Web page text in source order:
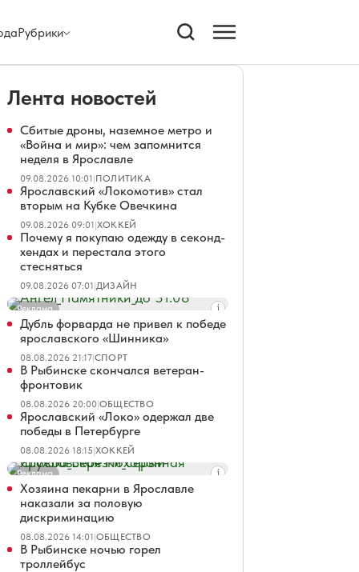
Рубрики
Лента новостей
Сбитые дроны, наземное метро и
«Война и мир»: чем запомнится
неделя в Ярославле
09.08.2026 10:01|ПОЛИТИКА
Ярославский «Локомотив» стал
вторым на Кубке Овечкина
09.08.2026 09:01|ХОККЕЙ
Почему я покупаю одежду в секонд-
хендах и перестала этого
стесняться
09.08.2026 07:01|ДИЗАЙН
Реклама
Дубль форварда не привел к победе
ярославского «Шинника»
08.08.2026 21:17|СПОРТ
В Рыбинске скончался ветеран-
фронтовик
08.08.2026 20:00|ОБЩЕСТВО
Ярославский «Локо» одержал две
победы в Петербурге
08.08.2026 18:15|ХОККЕЙ
Реклама
Хозяина пекарни в Ярославле
наказали за половую
дискриминацию
08.08.2026 14:01|ОБЩЕСТВО
В Рыбинске ночью горел
троллейбус